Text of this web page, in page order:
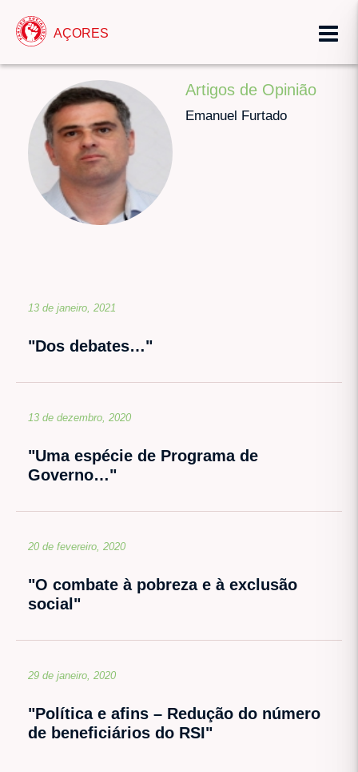
AÇORES
Artigos de Opinião
Emanuel Furtado
13 de janeiro, 2021
"Dos debates…"
13 de dezembro, 2020
"Uma espécie de Programa de
Governo…"
20 de fevereiro, 2020
"O combate à pobreza e à exclusão
social"
29 de janeiro, 2020
"Política e afins – Redução do número
de beneficiários do RSI"